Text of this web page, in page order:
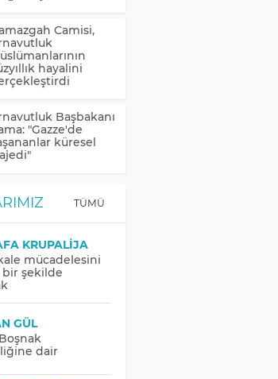
Camisi,
hayalini
Başbakanı
"Gazze'de
küresel
TÜMÜ
KRUPALIJA
mücadelesini
şekilde
GÜL
dair